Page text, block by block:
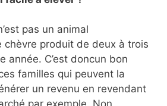
pas un animal
chèvre produit de deux à trois
année. C’est doncun bon
familles qui peuvent la
un revenu en revendant